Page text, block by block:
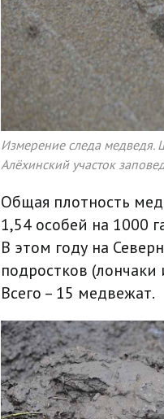
Измерение следа медведя.
Алёхинский участок
Общая плотность
1,54 особей на 1000
В этом году на
подростков
Всего – 15 медвежат.